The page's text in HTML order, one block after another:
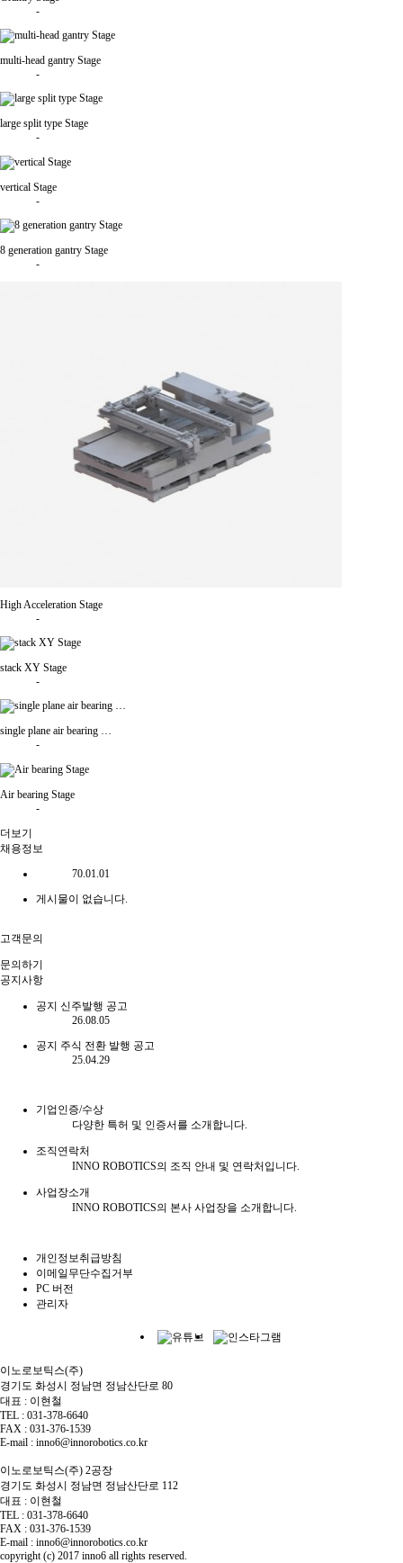
-
multi-head gantry Stage
-
large split type Stage
-
vertical Stage
-
8 generation gantry Stage
-
High Acceleration Stage
-
stack XY Stage
-
single plane air bearing …
-
Air bearing Stage
-
더보기
채용정보
70.01.01
게시물이 없습니다.
고객문의
문의하기
공지사항
공지 신주발행 공고
26.08.05
공지 주식 전환 발행 공고
25.04.29
기업인증/수상
다양한 특허 및 인증서를 소개합니다.
조직연락처
INNO ROBOTICS의 조직 안내 및 연락처입니다.
사업장소개
INNO ROBOTICS의 본사 사업장을 소개합니다.
개인정보취급방침
이메일무단수집거부
PC 버전
관리자
이노로보틱스(주)
경기도 화성시 정남면 정남산단로 80
대표 : 이현철
TEL : 031-378-6640
FAX : 031-376-1539
E-mail : inno6@innorobotics.co.kr
이노로보틱스(주) 2공장
경기도 화성시 정남면 정남산단로 112
대표 : 이현철
TEL : 031-378-6640
FAX : 031-376-1539
E-mail : inno6@innorobotics.co.kr
copyright (c) 2017 inno6 all rights reserved.